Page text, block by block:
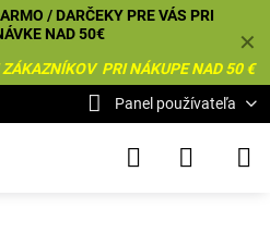
✕
/ DARČEKY PRE VÁS PRI
NAD 50€
PRI NÁKUPE NAD 50 €
Panel používateľa